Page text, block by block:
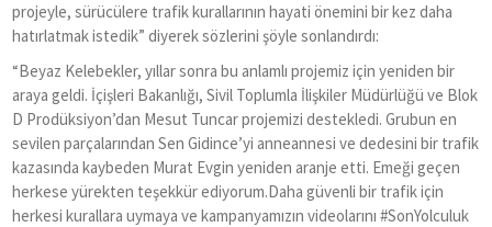
projeyle, sürücülere trafik kurallarının hayati önemini bir kez daha
hatırlatmak istedik” diyerek sözlerini şöyle sonlandırdı:
“Beyaz Kelebekler, yıllar sonra bu anlamlı projemiz için yeniden bir
araya geldi. İçişleri Bakanlığı, Sivil Toplumla İlişkiler Müdürlüğü ve Blok
D Prodüksiyon’dan Mesut Tuncar projemizi destekledi. Grubun en
sevilen parçalarından Sen Gidince’yi anneannesi ve dedesini bir trafik
kazasında kaybeden Murat Evgin yeniden aranje etti. Emeği geçen
herkese yürekten teşekkür ediyorum.Daha güvenli bir trafik için
herkesi kurallara uymaya ve kampanyamızın videolarını #SonYolculuk